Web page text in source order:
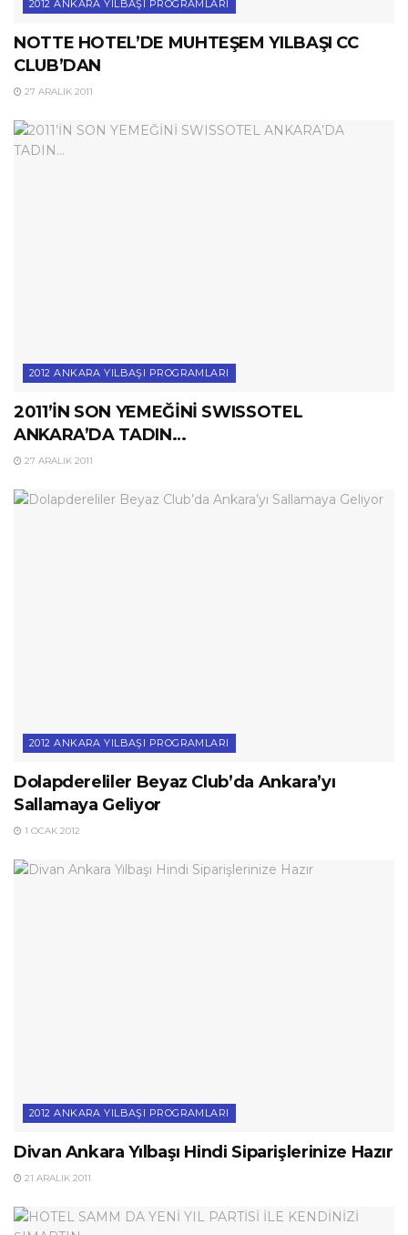
2012 ANKARA YILBAŞI PROGRAMLARI
NOTTE HOTEL’DE MUHTEŞEM YILBAŞI CC
CLUB’DAN
27 ARALIK 2011
2012 ANKARA YILBAŞI PROGRAMLARI
2011’İN SON YEMEĞİNİ SWISSOTEL
ANKARA’DA TADIN…
27 ARALIK 2011
2012 ANKARA YILBAŞI PROGRAMLARI
Dolapdereliler Beyaz Club’da Ankara’yı
Sallamaya Geliyor
1 OCAK 2012
2012 ANKARA YILBAŞI PROGRAMLARI
Divan Ankara Yılbaşı Hindi Siparişlerinize Hazır
21 ARALIK 2011